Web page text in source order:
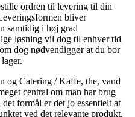
ordren til levering til din
bliver
samtidig i høj grad
løsning vil dog til enhver tid
dog nødvendiggør at du bor
og Catering / Kaffe, the, vand
central om man har brug
formål er det jo essentielt at
ved det relevante produkt.